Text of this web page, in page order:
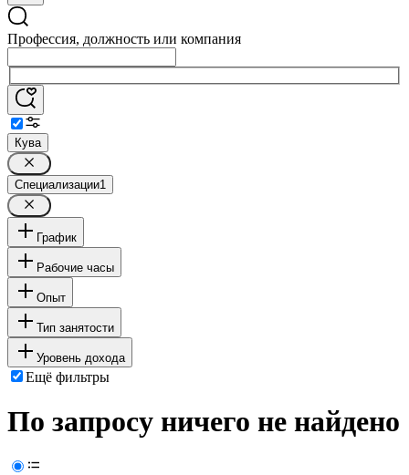
Профессия, должность или компания
Кува
Специализации1
График
Рабочие часы
Опыт
Тип занятости
Уровень дохода
Ещё фильтры
По запросу ничего не найдено